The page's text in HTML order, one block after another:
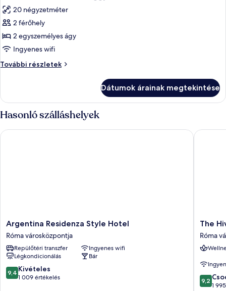
szoba
összes
képének
megtekintése:
Deluxe
szoba
külön
ággyal
20 négyzetméter
2 férőhely
2 egyszemélyes ágy
Ingyenes wifi
További részletek
Deluxe
ággyal
részletei
Dátumok árainak megtekintése
Hasonló szálláshelyek
Argentina
Residenza
Style
Hotel
Róma
városközpontja
Argentina Residenza Style Hotel
Róma városközpontja
Repülőtéri transzfer
Ingyenes wifi
Légkondicionálás
Bár
9.4
ennyiből:
9,4 Kivételes
1 009 értékelés
Argentina Residenza Style Hotel
The
Hive
Hotel
Róma
The
Róma
9.2
9,2
1
The